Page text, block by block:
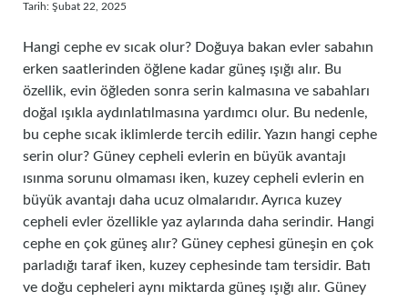
Tarih: Şubat 22, 2025
Hangi cephe ev sıcak olur? Doğuya bakan evler sabahın
erken saatlerinden öğlene kadar güneş ışığı alır. Bu
özellik, evin öğleden sonra serin kalmasına ve sabahları
doğal ışıkla aydınlatılmasına yardımcı olur. Bu nedenle,
bu cephe sıcak iklimlerde tercih edilir. Yazın hangi cephe
serin olur? Güney cepheli evlerin en büyük avantajı
ısınma sorunu olmaması iken, kuzey cepheli evlerin en
büyük avantajı daha ucuz olmalarıdır. Ayrıca kuzey
cepheli evler özellikle yaz aylarında daha serindir. Hangi
cephe en çok güneş alır? Güney cephesi güneşin en çok
parladığı taraf iken, kuzey cephesinde tam tersidir. Batı
ve doğu cepheleri aynı miktarda güneş ışığı alır. Güney